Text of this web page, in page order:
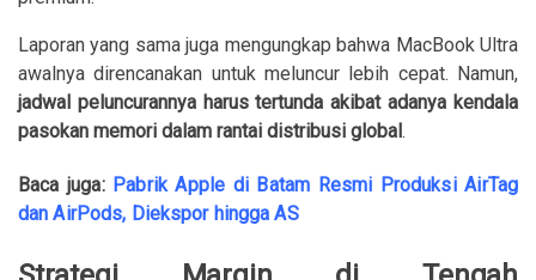
Laporan yang sama juga mengungkap bahwa MacBook Ultra
awalnya direncanakan untuk meluncur lebih cepat. Namun,
jadwal peluncurannya harus tertunda akibat adanya kendala
pasokan memori dalam rantai distribusi global.
Baca juga: Pabrik Apple di Batam Resmi Produksi AirTag
dan AirPods, Diekspor hingga AS